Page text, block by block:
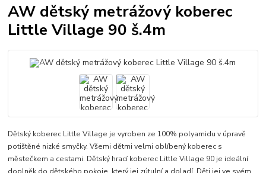
AW dětský metrážový koberec
Little Village 90 š.4m
Dětský koberec Little Village je vyroben ze 100% polyamidu v úpravě
potištěné nizké smyčky. Všemi dětmi velmi oblíbený koberec s
městečkem a cestami. Dětský hrací koberec Little Village 90 je ideální